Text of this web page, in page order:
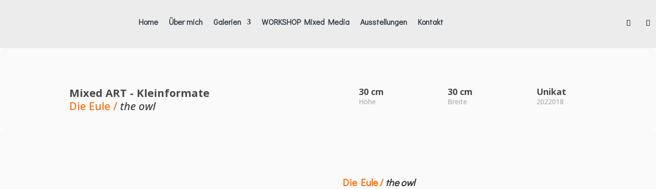
Home Über mich Galerien WORKSHOP Mixed Media Ausstellungen Kontakt
Mixed ART - Kleinformate
Die Eule / the owl
30 cm
Höhe
30 cm
Breite
Unikat
2022018
Die Eule / the owl